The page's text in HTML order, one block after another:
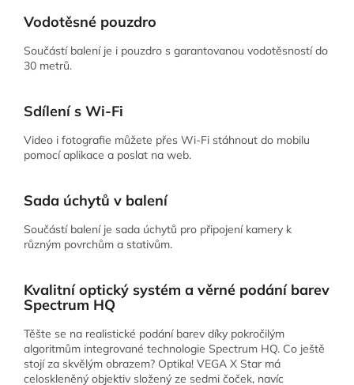
Vodotěsné pouzdro
Součástí balení je i pouzdro s garantovanou vodotěsností do
30 metrů.
Sdílení s Wi-Fi
Video i fotografie můžete přes Wi-Fi stáhnout do mobilu
pomocí aplikace a poslat na web.
Sada úchytů v balení
Součástí balení je sada úchytů pro připojení kamery k
různým povrchům a stativům.
Kvalitní optický systém a věrné podání barev
Spectrum HQ
Těšte se na realistické podání barev díky pokročilým
algoritmům integrované technologie Spectrum HQ. Co ještě
stojí za skvělým obrazem? Optika! VEGA X Star má
celoskleněný objektiv složený ze sedmi čoček, navíc